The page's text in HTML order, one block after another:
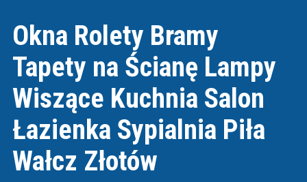
Okna Rolety Bramy
Tapety na Ścianę Lampy
Wiszące Kuchnia Salon
Łazienka Sypialnia Piła
Wałcz Złotów